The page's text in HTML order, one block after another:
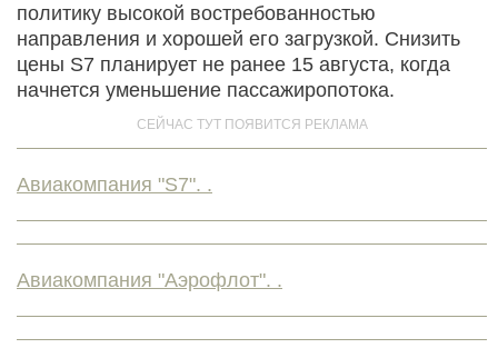
политику высокой востребованностью
направления и хорошей его загрузкой. Снизить
цены S7 планирует не ранее 15 августа, когда
начнется уменьшение пассажиропотока.
Авиакомпания "S7". .
Авиакомпания "Аэрофлот". .